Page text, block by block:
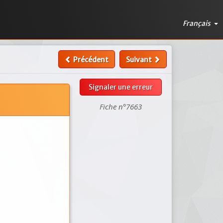
Français
Précédent Suivant
Signaler une erreur
Fiche n°7663